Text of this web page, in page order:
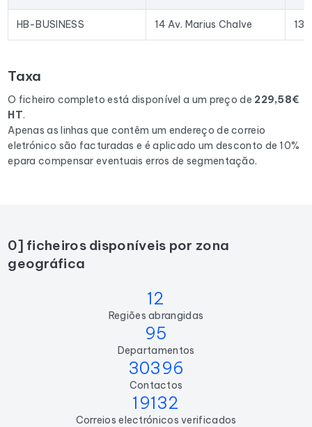
Excel permite a importação direta para a maioria das
ferramentas de prospeção e plataformas de e-mail
existentes no mercado.
em France
Agence de publicité, , Agence de marketing, Service de
marketing Internet.
HB-BUSINESS 14 Av. Marius Chalve
Taxa
O ficheiro completo está disponível a um preço de 229,58€
HT.
Apenas as linhas que contêm um endereço de correio
eletrónico são facturadas e é aplicado um desconto de 10%
epara compensar eventuais erros de segmentação.
0] ficheiros disponíveis por zona
geográfica
12
Regiões abrangidas
95
Departamentos
30396
Contactos
19132
Correios electrónicos verificados